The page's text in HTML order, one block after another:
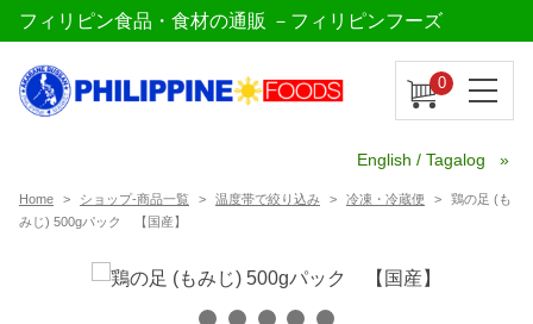
フィリピン食品・食材の通販 －フィリピンフーズ
0
English / Tagalog
Home ショップ-商品一覧 温度帯で絞り込み 冷凍・冷蔵便
鶏の足 (も
みじ) 500gパック 【国産】